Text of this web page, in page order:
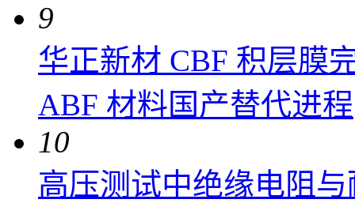
9
华正新材 CBF 积层膜
ABF 材料国产替代进程
10
高压测试中绝缘电阻